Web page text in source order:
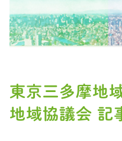
東京三多摩地
地域協議会 記